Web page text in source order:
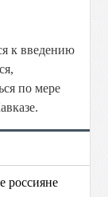
к введению
по мере
россияне